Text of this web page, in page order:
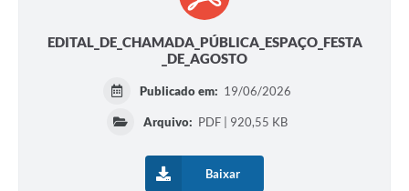
EDITAL_DE_CHAMADA_PÚBLICA_ESPAÇO_FESTA
_DE_AGOSTO
Publicado em: 19/06/2026
Arquivo: PDF | 920,55 KB
Baixar